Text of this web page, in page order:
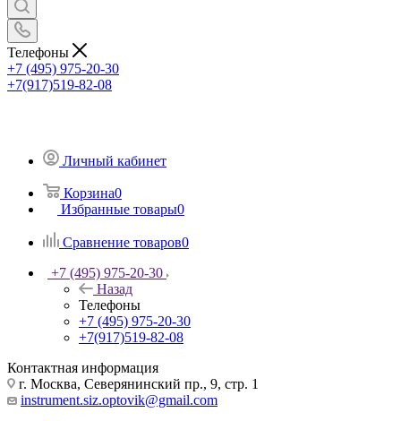
Телефоны
+7 (495) 975-20-30
+7(917)519-82-08
Личный кабинет
Корзина0
Избранные товары0
Сравнение товаров0
+7 (495) 975-20-30
Назад
Телефоны
+7 (495) 975-20-30
+7(917)519-82-08
Контактная информация
г. Москва, Северянинский пр., 9, стр. 1
instrument.siz.optovik@gmail.com